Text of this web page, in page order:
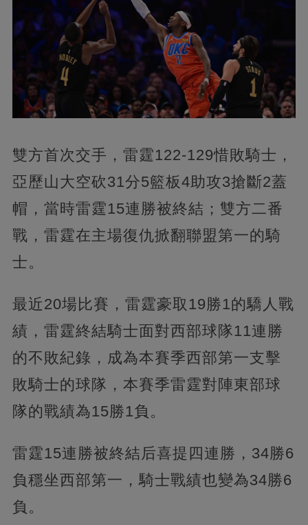
雙方首次交手，雷霆122-129惜敗騎士，
亞歷山大空砍31分5籃板4助攻3搶斷2蓋
帽，當時雷霆15連勝被終結；雙方二番
戰，雷霆在主場復仇掀翻聯盟第一的騎
士。
最近20場比賽，雷霆豪取19勝1的驕人戰
績，雷霆終結騎士面對西部球隊11連勝
的不敗紀錄，成為本賽季西部第一支擊
敗騎士的球隊，本賽季雷霆對陣東部球
隊的戰績為15勝1負。
雷霆15連勝被終結后喜提四連勝，34勝6
負穩坐西部第一，騎士戰績也變為34勝6
負。